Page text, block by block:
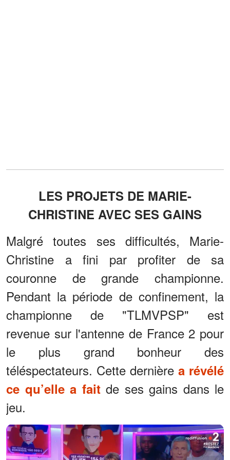
LES PROJETS DE MARIE-
CHRISTINE AVEC SES GAINS
Malgré toutes ses difficultés, Marie-
Christine a fini par profiter de sa
couronne de grande championne.
Pendant la période de confinement, la
championne de "TLMVPSP" est
revenue sur l'antenne de France 2 pour
le plus grand bonheur des
téléspectateurs. Cette dernière a révélé
ce qu’elle a faitde ses gains dans le
jeu.